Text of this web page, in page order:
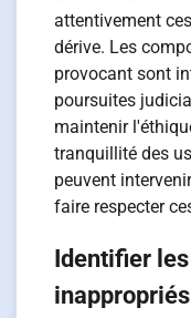
attentivement
dérive. Les
provocant sont
poursuites
maintenir
tranquillité des
peuvent
faire respecter
Identifier
inappropriés